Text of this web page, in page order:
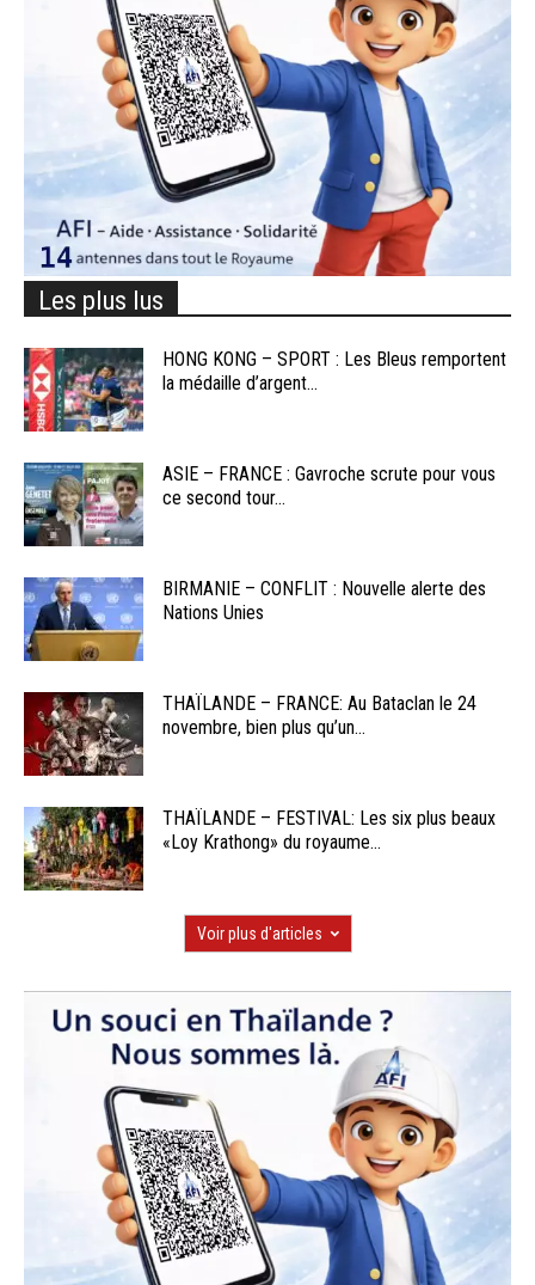
Les plus lus
HONG KONG – SPORT : Les Bleus remportent
la médaille d’argent...
ASIE – FRANCE : Gavroche scrute pour vous
ce second tour...
BIRMANIE – CONFLIT : Nouvelle alerte des
Nations Unies
THAÏLANDE – FRANCE: Au Bataclan le 24
novembre, bien plus qu’un...
THAÏLANDE – FESTIVAL: Les six plus beaux
«Loy Krathong» du royaume...
Voir plus d'articles